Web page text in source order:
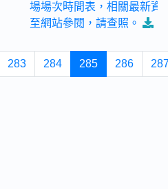
場場次時間表，相關最新資
至網站參閱，請查照。
283 284 285 286